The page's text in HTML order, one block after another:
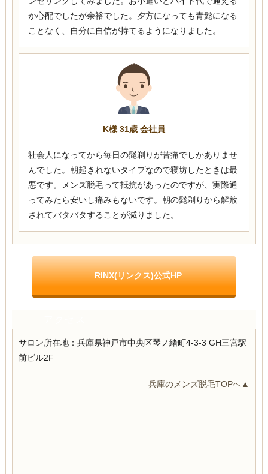
か心配でしたが余裕でした。夕方になっても青髭になる
ことなく、自分に自信が持てるようになりました。
K様 31歳 会社員
社会人になってから毎日の髭剃りが苦痛でしかありませ
んでした。朝起きれないタイプなので寝坊したときは最
悪です。メンズ脱毛って抵抗があったのですが、実際通
ってみたら安いし痛みもないです。朝の髭剃りから解放
されてバタバタすることが減りました。
RINX(リンクス)公式HP
サロン所在地：兵庫県神戸市中央区琴ノ緒町4-3-3 GH三宮駅
前ビル2F
兵庫のメンズ脱毛TOPへ▲